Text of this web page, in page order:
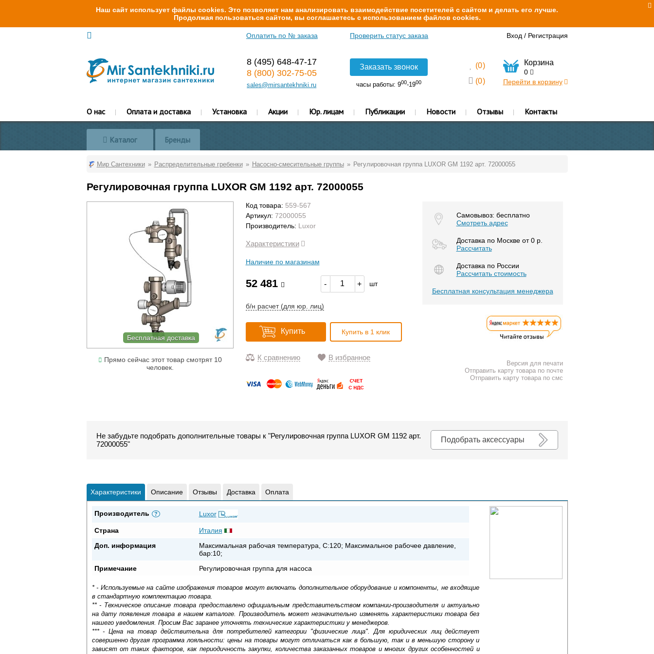
Наш сайт использует файлы cookies. Это позволяет нам анализировать взаимодействие посетителей с сайтом и делать его лучше.
Продолжая пользоваться сайтом, вы соглашаетесь с использованием файлов cookies.
Оплатить по № заказа Проверить статус заказа Вход / Регистрация
8 (495) 648-47-17
8 (800) 302-75-05
sales@mirsantekhniki.ru
Заказать звонок
часы работы: 900-1900
(0)
(0)
Корзина
0
Перейти в корзину
О нас Оплата и доставка Установка Акции Юр. лицам Публикации Новости Отзывы Контакты
Каталог Бренды
Мир Сантехники Распределительные гребенки Насосно-смесительные группы Регулировочная группа LUXOR GM 1192 арт. 72000055
Регулировочная группа LUXOR GM 1192 арт. 72000055
Бесплатная доставка
Прямо сейчас этот товар смотрят 10
человек.
Код товара: 559-567
Артикул: 72000055
Производитель: Luxor
Характеристики
Наличие по магазинам
52 481 - + шт
б/н расчет (для юр. лиц)
Купить Купить в 1 клик
К сравнению В избранное
Самовывоз: бесплатно
Смотреть адрес
Доставка по Москве от 0 р.
Расcчитать
Доставка по России
Рассчитать стоимость
Бесплатная консультация менеджера
Версия для печати
Отправить карту товара по почте
Отправить карту товара по смс
Подобрать аксессуары
Не забудьте подобрать дополнительные товары к "Регулировочная группа LUXOR GM 1192 арт.
72000055"
Характеристики Описание Отзывы Доставка Оплата
Производитель ? Luxor
Страна
Италия
Доп. информация
Максимальная рабочая температура, С:120; Максимальное рабочее давление,
бар:10;
Примечание
Регулировочная группа для насоса
* - Используемые на сайте изображения товаров могут включать дополнительное оборудование и компоненты, не входящие
в стандартную комплектацию товара.
** - Техническое описание товара предоставлено официальным представительством компании-производителя и актуально
на дату появления товара в нашем каталоге. Производитель может незначительно изменять характеристики товара без
нашего уведомления. Просим Вас заранее уточнять технические характеристики у менеджеров.
*** - Цена на товар действительна для потребителей категории "физические лица". Для юридических лиц действует
совершенно другая программа лояльности: цены на товары могут отличаться как в большую, так и в меньшую сторону и
зависят от таких факторов, как периодичность закупки, количества заказанных товаров и многих других особенностей и